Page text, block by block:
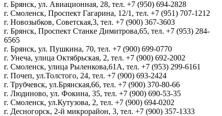
г. Брянск, ул. Авиационная, 28, тел. +7 (950) 694-2828
г. Смоленск, Проспект Гагарина, 12/1, тел. +7 (951) 707-1212
г. Новозыбков, Советская,3, тел. +7 (900) 367-3603
г. Брянск, Проспект Станке Димитрова,65, тел. +7 (953) 284-
6565
г. Брянск, ул. Пушкина, 70, тел. +7 (900) 699-0770
г. Унеча, улица Октябрьская, 2, тел. +7 (900) 692-2002
г. Смоленск, улица Рыленкова,61А, тел. +7 (953) 299-6161
г. Почеп, ул.Толстого, 24, тел. +7 (900) 693-2424
г. Трубчевск, ул.Брянская,66, тел. +7 (900) 370-80-66
г. Людиново, ул. Фокина, 35, тел. +7 (900) 690-53-35
г. Смоленск, ул.Кутузова, 2, тел. +7 (900) 694-0202
г. Десногорск, 2-й микрорайон, 3, тел. +7 (900) 357-1333